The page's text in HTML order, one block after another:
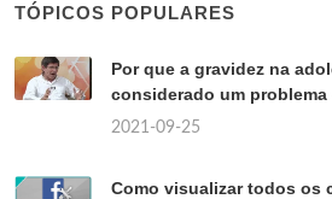
TÓPICOS POPULARES
Por que a gravidez na
considerado um problema
2021-09-25
Como visualizar todos os